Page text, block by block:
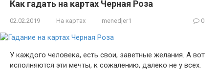
Как гадать на картах Черная Роза
02.02.2019 На картах menedjer1 0
У каждого человека, есть свои, заветные желания. А вот
исполняются эти мечты, к сожалению, далеко не у всех.